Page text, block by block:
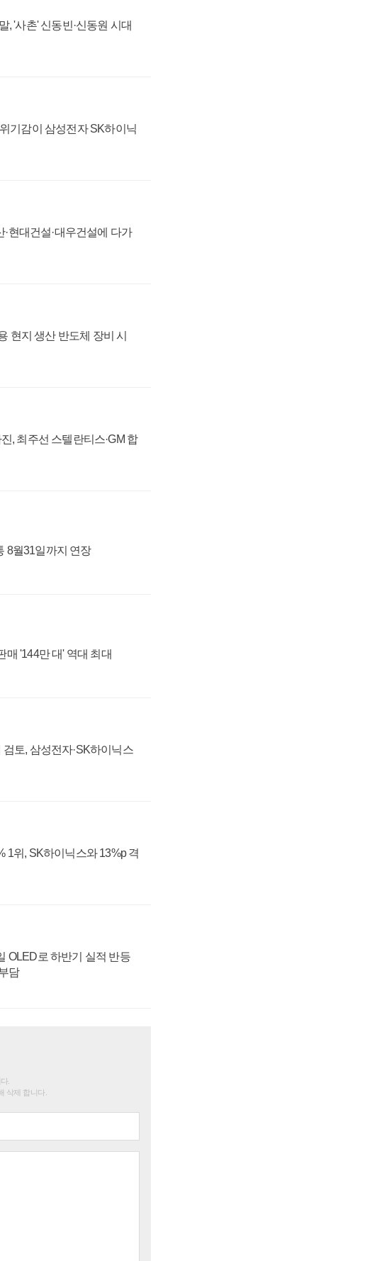
, '사촌' 신동빈·신동원 시대
기감이 삼성전자 SK하이닉
현대건설·대우건설에 다가
현지 생산 반도체 장비 시
, 최주선 스텔란티스·GM 합
8월31일까지 연장
매 '144만 대' 역대 최대
토, 삼성전자·SK하이닉스
1위, SK하이닉스와 13%p 격
OLED로 하반기 실적 반등
담
.
삭제 합니다.